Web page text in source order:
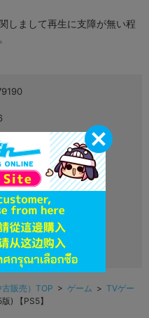
しまして再生に支障が無い程
21日
ション5
販売）TOP > ゲーム > TVゲー
) 【PS5】